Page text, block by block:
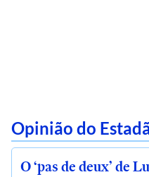
Opinião do
O ‘pas de deux’ de